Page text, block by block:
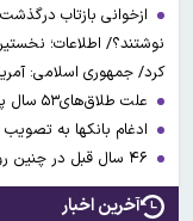
ازخوانی بازتاب
نوشتند؟/ اطلاعات؛
کرد/ جمهوری اسلامی:
علت طلاق‌های۵۳ سال پیش شهر تهران چه بود؟
ادغام بانکها به
آخرین اخبار